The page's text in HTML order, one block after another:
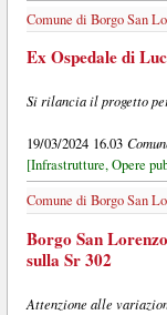
Comune di Borgo San
Ex Ospedale di
Si rilancia il progetto
19/03/2024 16.03
[Infrastrutture, Opere
Comune di Borgo San
Borgo San
sulla Sr 302
Attenzione alle